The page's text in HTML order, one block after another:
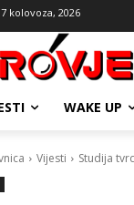
kolovoza, 2026
WAKE UP
Vijesti Studija